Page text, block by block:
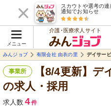
スカウトや選考の連
通知でお知らせ
メニュー
介護･医療求人サイト
みんジョブ
有限会社 由衣の里 デイサー
事業所
【8/4更新】
の求人・採用
求人数 4件